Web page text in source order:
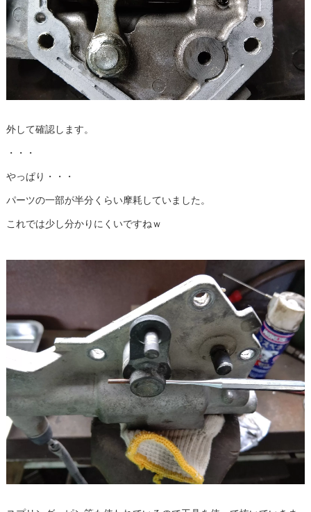
外して確認します。
・・・
やっぱり・・・
パーツの一部が半分くらい摩耗していました。
これでは少し分かりにくいですねｗ